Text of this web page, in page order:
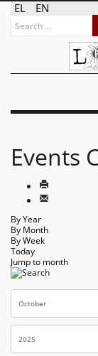
EL EN
Events
By Year
By Month
By Week
Today
Jump to month